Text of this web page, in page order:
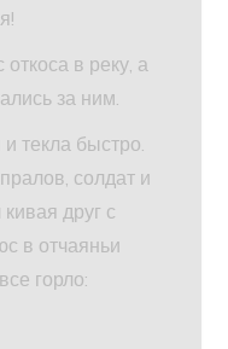
в реку, а
за ним.
текла быстро.
солдат и
друг с
в отчаяньи
горло: